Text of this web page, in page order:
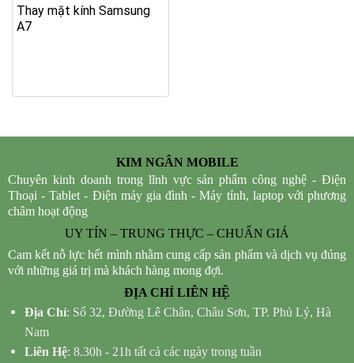
Thay mặt kính Samsung
A7
KIM NGÂN MOBILE
Chuyên kinh doanh trong lĩnh vực sản phẩm công nghệ - Điện
Thoại - Tablet - Điện máy gia đình - Máy tính, laptop với phương
châm hoạt động
UY TÍN – TRUNG THỰC – CHUẨN GIÁ
Cam kết nỗ lực hết mình nhằm cung cấp sản phẩm và dịch vụ đúng
với những giá trị mà khách hàng mong đợi.
ĐỊA CHỈ LIÊN HỆ
Địa Chỉ: Số 32, Đường Lê Chân, Châu Sơn, TP. Phủ Lý, Hà
Nam
Liên Hệ: 8.30h - 21h tất cả các ngày trong tuần